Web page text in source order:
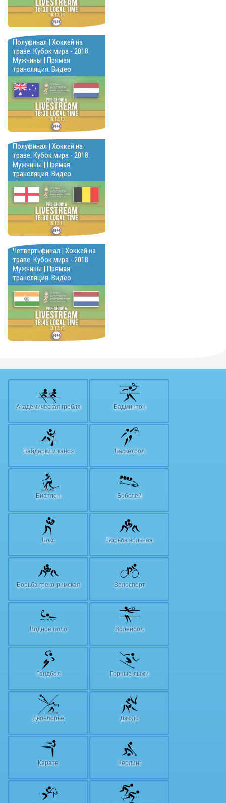
Полуфинал | Хоккей на
траве. Кубок мира - 2018.
Мужчины | Прямая
трансляция. Видео
Полуфинал | Хоккей на
траве. Кубок мира - 2018.
Мужчины | Прямая
трансляция. Видео
Четвертьфинал | Хоккей на
траве. Кубок мира - 2018.
Мужчины | Прямая
трансляция. Видео
Академическая гребля Бадминтон
Байдарки и каноэ Баскетбол
Биатлон Бобслей
Бокс Борьба вольная
Борьба греко-римская Велоспорт
Водное поло Волейбол
Гандбол Горные лыжи
Двоеборье Дзюдо
Карате Керлинг